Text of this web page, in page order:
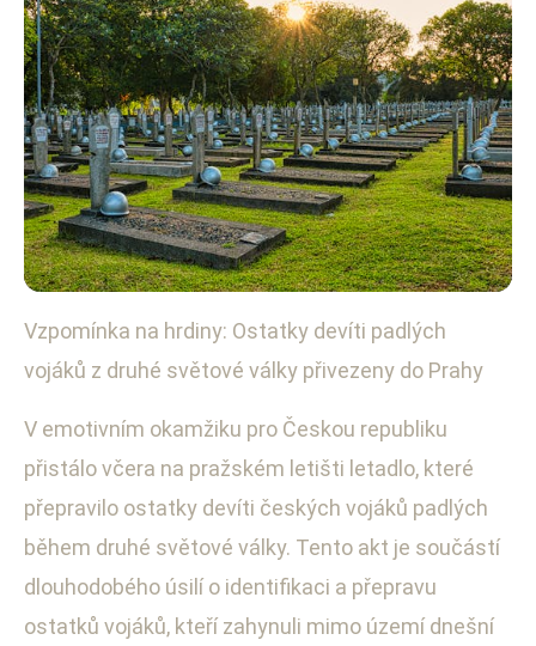
Kultura a umění
Devět českých válečných hrdinů
se vrátilo domů po desetiletích
23. 8. 2025· 3 min čtení · Autor: Martin Horský
Vzpomínka na hrdiny: Ostatky devíti padlých
vojáků z druhé světové války přivezeny do Prahy
V emotivním okamžiku pro Českou republiku
přistálo včera na pražském letišti letadlo, které
přepravilo ostatky devíti českých vojáků padlých
během druhé světové války. Tento akt je součástí
dlouhodobého úsilí o identifikaci a přepravu
ostatků vojáků, kteří zahynuli mimo území dnešní